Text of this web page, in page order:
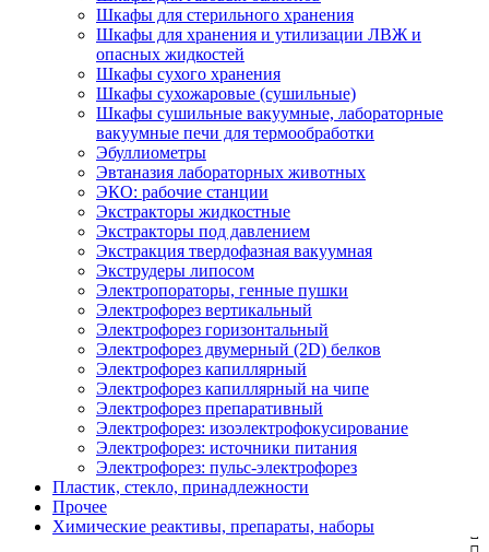
Шкафы для стерильного хранения
Шкафы для хранения и утилизации ЛВЖ и
опасных жидкостей
Шкафы сухого хранения
Шкафы сухожаровые (сушильные)
Шкафы сушильные вакуумные, лабораторные
вакуумные печи для термообработки
Эбуллиометры
Эвтаназия лабораторных животных
ЭКО: рабочие станции
Экстракторы жидкостные
Экстракторы под давлением
Экстракция твердофазная вакуумная
Экструдеры липосом
Электропораторы, генные пушки
Электрофорез вертикальный
Электрофорез горизонтальный
Электрофорез двумерный (2D) белков
Электрофорез капиллярный
Электрофорез капиллярный на чипе
Электрофорез препаративный
Электрофорез: изоэлектрофокусирование
Электрофорез: источники питания
Электрофорез: пульс-электрофорез
Пластик, стекло, принадлежности
Прочее
Химические реактивы, препараты, наборы